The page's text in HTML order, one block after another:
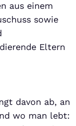
aus einem
sowie
Eltern
davon ab, an
wo man lebt: